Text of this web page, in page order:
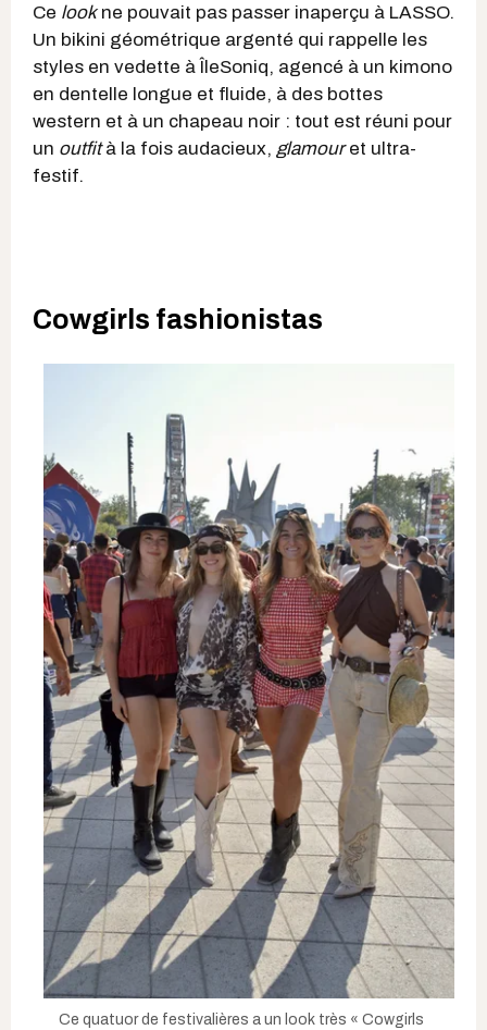
Ce lookne pouvait pas passer inaperçu à LASSO.
Un bikini géométrique argenté qui rappelle les
styles en vedette à ÎleSoniq, agencé à un kimono
en dentelle longue et fluide, à des bottes
western et à un chapeau noir : tout est réuni pour
un outfità la fois audacieux, glamouret ultra-
festif.
Cowgirls fashionistas
Ce quatuor de festivalières a un look très « Cowgirls